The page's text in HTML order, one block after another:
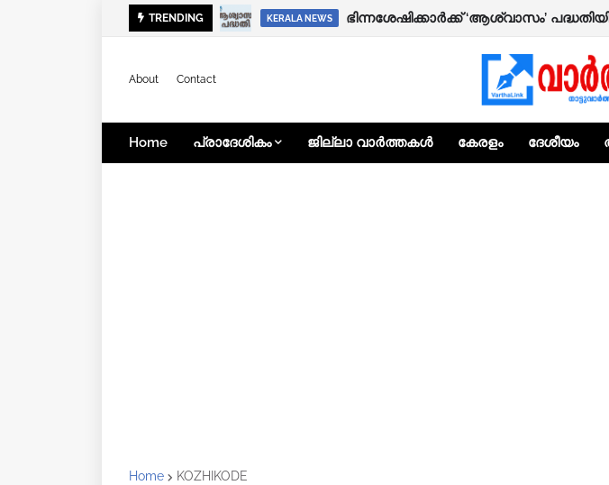
TRENDING KERALA NEWS ഭിന്നശേഷിക്കാർക്ക് ‘ആശ്വാസം’
About Contact
Home പ്രാദേശികം ജില്ലാ വാർത്തകൾ കേരളം ദേശീയം
Home KOZHIKODE